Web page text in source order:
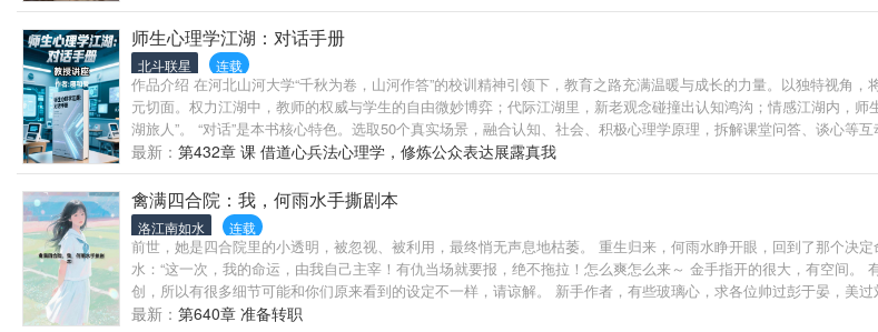
师生心理学江湖：对话手册
北斗联星 连载
作品介绍 在河北山河大学“千秋为卷，山河作答”的校训精神引领下，教育之路充满温暖与成长的力量。以独特视角
元切面。权力江湖中，教师的权威与学生的自由微妙博弈；代际江湖里，新老观念碰撞出认知鸿沟；情感江湖内，
湖旅人”。 “对话”是本书核心特色。选取50个真实场景，融合认知、社会、积极心理学原理，拆解课堂问答、谈心等
巧。 其倡导师生从“对手”走向“同修”。教师应放下权威执念，以开放心态引导思辨；学生需理解教师的良苦用心。书
而是指引方向的“地图”与促进共生的“法则”。它既有理论深度，又有实用技巧，助力教师化解管理难题，帮助学生理
最新： 第432章 课 借道心兵法心理学，修炼公众表达展露真我
禽满四合院：我，何雨水手撕剧本
洛江南如水 连载
前世，她是四合院里的小透明，被忽视、被利用，最终悄无声息地枯萎。 重生归来，何雨水睁开眼，回到了那个决
水：“这一次，我的命运，由我自己主宰！有仇当场就要报，绝不拖拉！怎么爽怎么来～ 金手指开的很大，有空间
创，所以有很多细节可能和你们原来看到的设定不一样，请谅解。 新手作者，有些玻璃心，求各位帅过彭于晏，美
最新： 第640章 准备转职